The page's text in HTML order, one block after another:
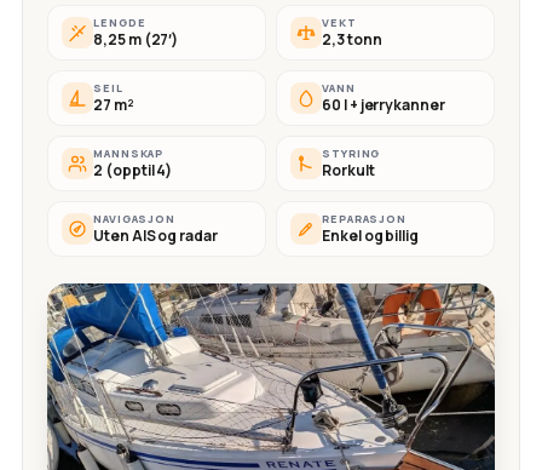
LENGDE
8,25 m (27′)
VEKT
2,3 tonn
SEIL
27 m²
VANN
60 l + jerrykanner
MANNSKAP
2 (opptil 4)
STYRING
Rorkult
NAVIGASJON
Uten AIS og radar
REPARASJON
Enkel og billig